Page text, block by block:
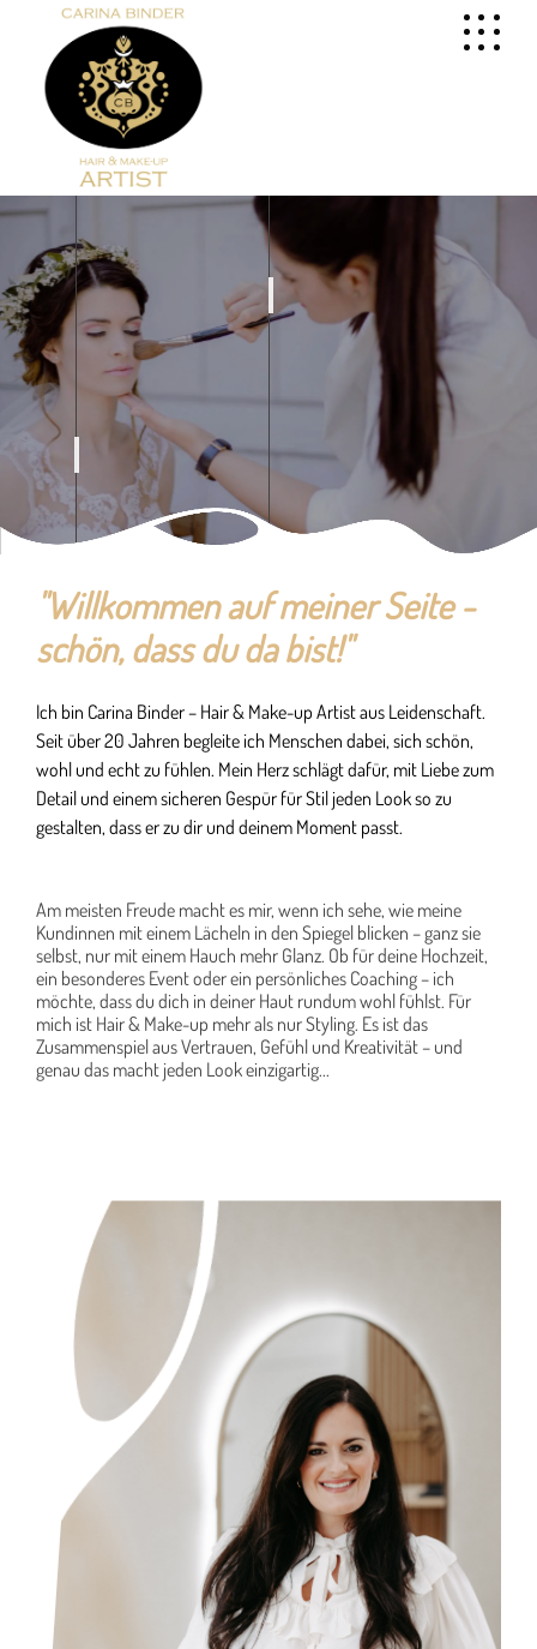
"Willkommen auf meiner Seite -
schön, dass du da bist!"
Ich bin Carina Binder – Hair & Make-up Artist aus Leidenschaft.
Seit über 20 Jahren begleite ich Menschen dabei, sich schön,
wohl und echt zu fühlen. Mein Herz schlägt dafür, mit Liebe zum
Detail und einem sicheren Gespür für Stil jeden Look so zu
gestalten, dass er zu dir und deinem Moment passt.
Am meisten Freude macht es mir, wenn ich sehe, wie meine
Kundinnen mit einem Lächeln in den Spiegel blicken – ganz sie
selbst, nur mit einem Hauch mehr Glanz. Ob für deine Hochzeit,
ein besonderes Event oder ein persönliches Coaching – ich
möchte, dass du dich in deiner Haut rundum wohl fühlst. Für
mich ist Hair & Make-up mehr als nur Styling. Es ist das
Zusammenspiel aus Vertrauen, Gefühl und Kreativität – und
genau das macht jeden Look einzigartig...